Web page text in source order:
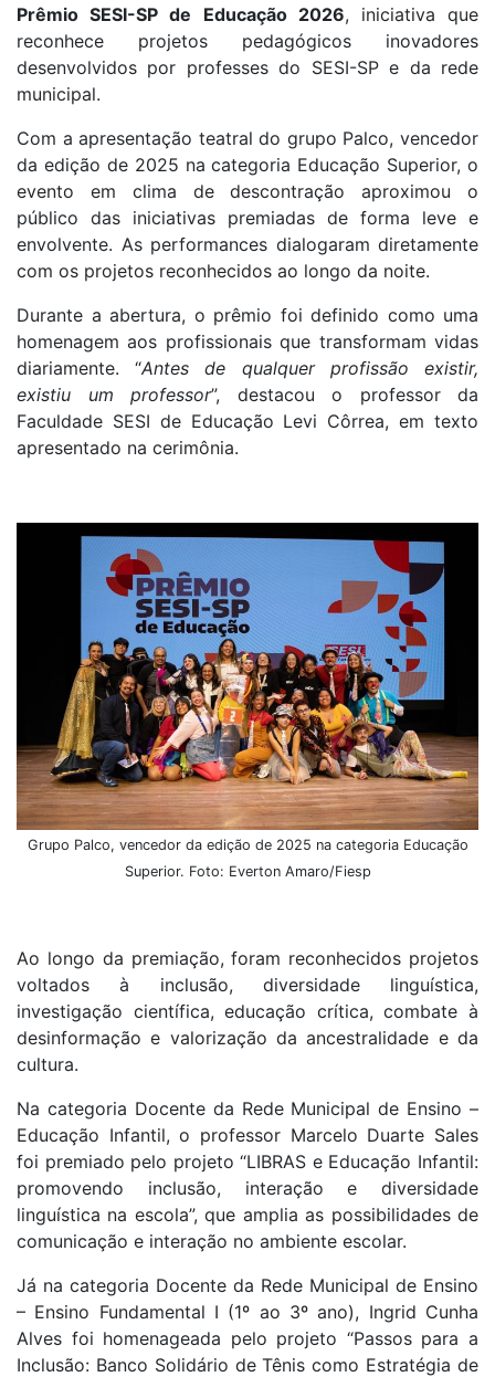
Prêmio SESI-SP de Educação 2026, iniciativa que
reconhece projetos pedagógicos inovadores
desenvolvidos por professes do SESI-SP e da rede
municipal.
Com a apresentação teatral do grupo Palco, vencedor
da edição de 2025 na categoria Educação Superior, o
evento em clima de descontração aproximou o
público das iniciativas premiadas de forma leve e
envolvente. As performances dialogaram diretamente
com os projetos reconhecidos ao longo da noite.
Durante a abertura, o prêmio foi definido como uma
homenagem aos profissionais que transformam vidas
diariamente. “Antes de qualquer profissão existir,
existiu um professor”, destacou o professor da
Faculdade SESI de Educação Levi Côrrea, em texto
apresentado na cerimônia.
Grupo Palco, vencedor da edição de 2025 na categoria Educação
Superior. Foto: Everton Amaro/Fiesp
Ao longo da premiação, foram reconhecidos projetos
voltados à inclusão, diversidade linguística,
investigação científica, educação crítica, combate à
desinformação e valorização da ancestralidade e da
cultura.
Na categoria Docente da Rede Municipal de Ensino –
Educação Infantil, o professor Marcelo Duarte Sales
foi premiado pelo projeto “LIBRAS e Educação Infantil:
promovendo inclusão, interação e diversidade
linguística na escola”, que amplia as possibilidades de
comunicação e interação no ambiente escolar.
Já na categoria Docente da Rede Municipal de Ensino
– Ensino Fundamental I (1º ao 3º ano), Ingrid Cunha
Alves foi homenageada pelo projeto “Passos para a
Inclusão: Banco Solidário de Tênis como Estratégia de